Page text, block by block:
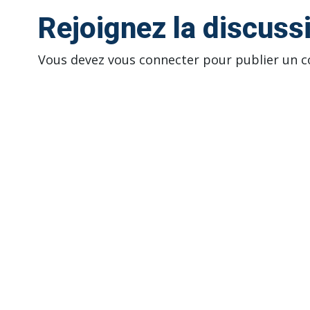
Rejoignez la
Vous devez vous connecter pour publier un